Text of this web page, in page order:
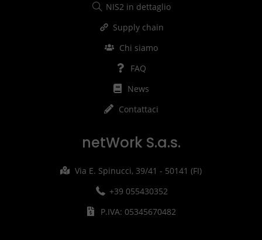
NIS2 in dettaglio
Supply chain
Chi siamo
FAQ
News
Contattaci
netWork S.a.s.
Via E. Spinucci, 39/41 - 50141 (FI)
+39 055430352
P.IVA: 05345670482